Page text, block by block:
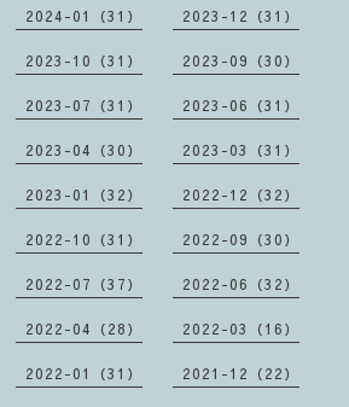
2024-01（31） 2023-12（31）
2023-10（31） 2023-09（30）
2023-07（31） 2023-06（31）
2023-04（30） 2023-03（31）
2023-01（32） 2022-12（32）
2022-10（31） 2022-09（30）
2022-07（37） 2022-06（32）
2022-04（28） 2022-03（16）
2022-01（31） 2021-12（22）